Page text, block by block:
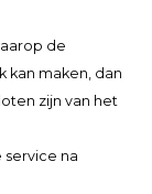
de
kan maken, dan
zijn van het
na